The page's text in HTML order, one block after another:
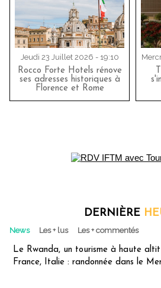
Jeudi 23 Juillet 2026 - 19:10
Rocco Forte Hotels rénove
ses adresses historiques à
Florence et Rome
DERNIÈRE
News Les + lus Les + commentés
Le Rwanda, un tourisme à haute
France, Italie : randonnée dans le